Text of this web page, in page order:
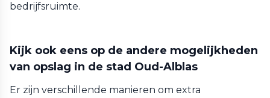
bedrijfsruimte.
Kijk ook eens op de andere mogelijkheden
van opslag in de stad Oud-Alblas
Er zijn verschillende manieren om extra